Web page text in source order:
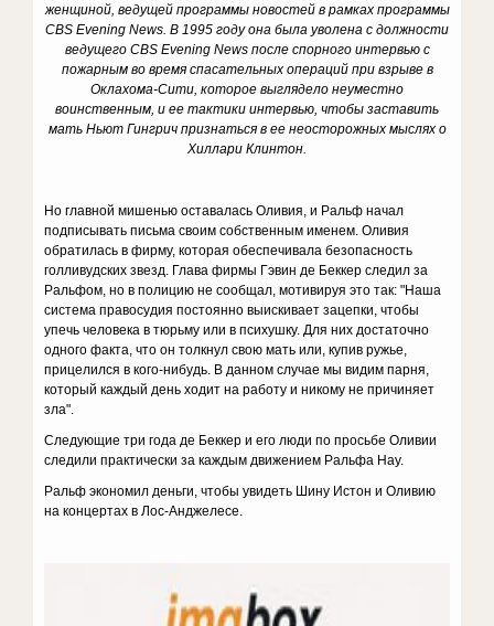
женщиной, ведущей программы новостей в рамках программы
CBS Evening News. В 1995 году она была уволена с должности
ведущего CBS Evening News после спорного интервью с
пожарным во время спасательных операций при взрыве в
Оклахома-Сити, которое выглядело неуместно
воинственным, и ее тактики интервью, чтобы заставить
мать Ньют Гингрич признаться в ее неосторожных мыслях о
Хиллари Клинтон.
Но главной мишенью оставалась Оливия, и Ральф начал
подписывать письма своим собственным именем. Оливия
обратилась в фирму, которая обеспечивала безопасность
голливудских звезд. Глава фирмы Гэвин де Беккер следил за
Ральфом, но в полицию не сообщал, мотивируя это так: "Наша
система правосудия постоянно выискивает зацепки, чтобы
упечь человека в тюрьму или в психушку. Для них достаточно
одного факта, что он толкнул свою мать или, купив ружье,
прицелился в кого-нибудь. В данном случае мы видим парня,
который каждый день ходит на работу и никому не причиняет
зла".
Следующие три года де Беккер и его люди по просьбе Оливии
следили практически за каждым движением Ральфа Нау.
Ральф экономил деньги, чтобы увидеть Шину Истон и Оливию
на концертах в Лос-Анджелесе.